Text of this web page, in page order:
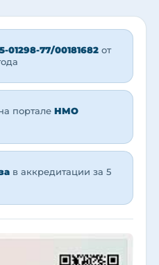
01298-77/00181682 от
портале НМО
в аккредитации за 5